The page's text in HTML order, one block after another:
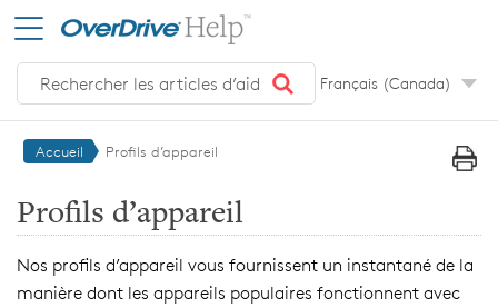
Passer au contenu principal
Français (Canada)‎
Accueil Profils d’appareil
Profils d’appareil
Nos profils d’appareil vous fournissent un instantané de la
manière dont les appareils populaires fonctionnent avec